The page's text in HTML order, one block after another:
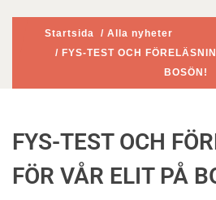
Startsida / Alla nyheter
/ FYS-TEST OCH
BOSÖN!
FYS-TEST OCH
FÖR VÅR ELIT PÅ